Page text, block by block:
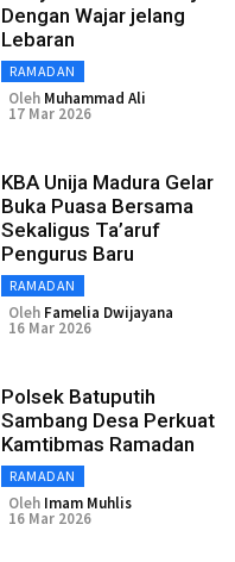
Dengan Wajar jelang
Lebaran
RAMADAN
Oleh Muhammad Ali
17 Mar 2026
KBA Unija Madura Gelar
Buka Puasa Bersama
Sekaligus Ta’aruf
Pengurus Baru
RAMADAN
Oleh Famelia Dwijayana
16 Mar 2026
Polsek Batuputih
Sambang Desa Perkuat
Kamtibmas Ramadan
RAMADAN
Oleh Imam Muhlis
16 Mar 2026